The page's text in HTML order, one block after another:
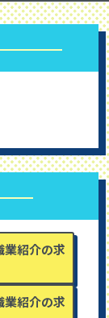
紹介の求
紹介の求